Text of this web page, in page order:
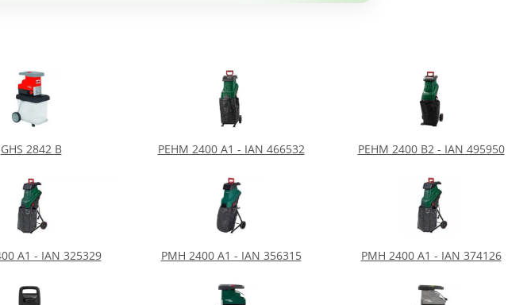
GHS 2842 B PEHM 2400 A1 - IAN 466532 PEHM 2400 B2 - IAN 495950
A1 - IAN 325329 PMH 2400 A1 - IAN 356315 PMH 2400 A1 - IAN 374126